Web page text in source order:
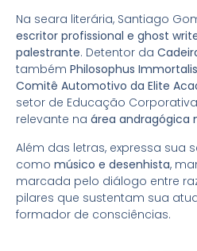
Na seara literária, Santiago
escritor profissional e ghost
palestrante. Detentor da
também Philosophus
Comitê Automotivo da Elite
setor de Educação
relevante na área andragógica
Além das letras, expressa sua
como músico e desenhista,
marcada pelo diálogo entre
pilares que sustentam sua
formador de consciências.